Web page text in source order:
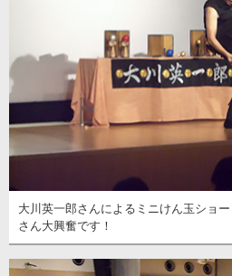
大川英一郎さんによるミニけん玉ショ
さん大興奮です！